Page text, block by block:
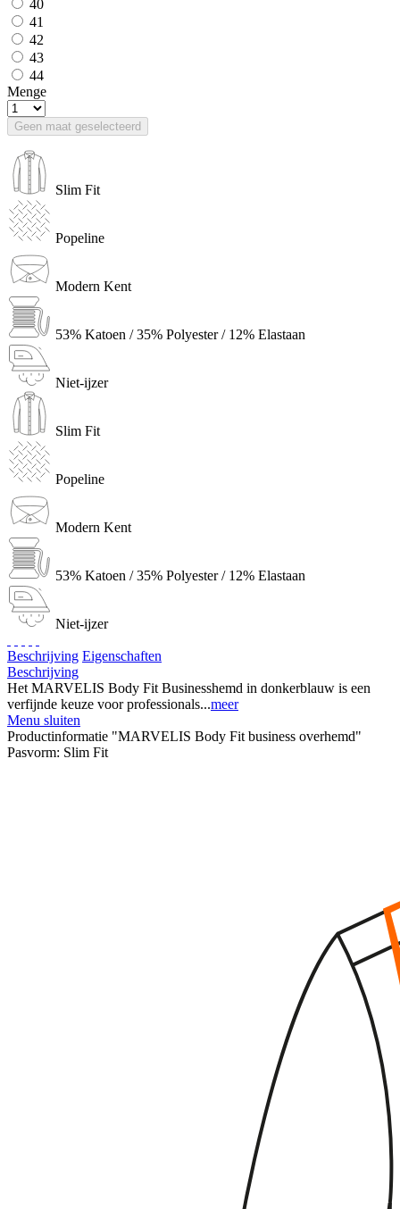
40
41
42
43
44
Menge
Geen maat geselecteerd
Slim Fit
Popeline
Modern Kent
53% Katoen / 35% Polyester / 12% Elastaan
Niet-ijzer
Slim Fit
Popeline
Modern Kent
53% Katoen / 35% Polyester / 12% Elastaan
Niet-ijzer
Beschrijving Eigenschaften
Beschrijving
Het MARVELIS Body Fit Businesshemd in donkerblauw is een
verfijnde keuze voor professionals...meer
Menu sluiten
Productinformatie "MARVELIS Body Fit business overhemd"
Pasvorm: Slim Fit